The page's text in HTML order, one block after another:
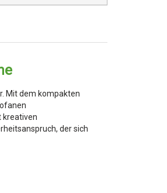
Mit dem kompakten
kreativen
der sich